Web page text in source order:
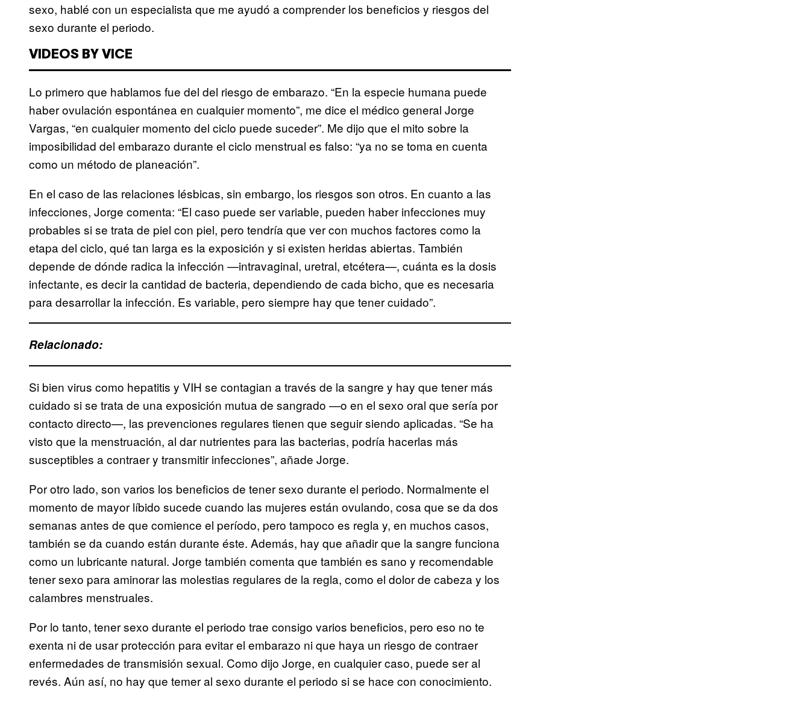
sexo, hablé con un especialista que me ayudó a comprender los beneficios y riesgos del
sexo durante el periodo.
VIDEOS BY VICE
Lo primero que hablamos fue del del riesgo de embarazo. “En la especie humana puede
haber ovulación espontánea en cualquier momento”, me dice el médico general Jorge
Vargas, “en cualquier momento del ciclo puede suceder”. Me dijo que el mito sobre la
imposibilidad del embarazo durante el ciclo menstrual es falso: “ya no se toma en cuenta
como un método de planeación”.
En el caso de las relaciones lésbicas, sin embargo, los riesgos son otros. En cuanto a las
infecciones, Jorge comenta: “El caso puede ser variable, pueden haber infecciones muy
probables si se trata de piel con piel, pero tendría que ver con muchos factores como la
etapa del ciclo, qué tan larga es la exposición y si existen heridas abiertas. También
depende de dónde radica la infección —intravaginal, uretral, etcétera—, cuánta es la dosis
infectante, es decir la cantidad de bacteria, dependiendo de cada bicho, que es necesaria
para desarrollar la infección. Es variable, pero siempre hay que tener cuidado”.
Relacionado:
Si bien virus como hepatitis y VIH se contagian a través de la sangre y hay que tener más
cuidado si se trata de una exposición mutua de sangrado —o en el sexo oral que sería por
contacto directo—, las prevenciones regulares tienen que seguir siendo aplicadas. “Se ha
visto que la menstruación, al dar nutrientes para las bacterias, podría hacerlas más
susceptibles a contraer y transmitir infecciones”, añade Jorge.
Por otro lado, son varios los beneficios de tener sexo durante el periodo. Normalmente el
momento de mayor líbido sucede cuando las mujeres están ovulando, cosa que se da dos
semanas antes de que comience el período, pero tampoco es regla y, en muchos casos,
también se da cuando están durante éste. Además, hay que añadir que la sangre funciona
como un lubricante natural. Jorge también comenta que también es sano y recomendable
tener sexo para aminorar las molestias regulares de la regla, como el dolor de cabeza y los
calambres menstruales.
Por lo tanto, tener sexo durante el periodo trae consigo varios beneficios, pero eso no te
exenta ni de usar protección para evitar el embarazo ni que haya un riesgo de contraer
enfermedades de transmisión sexual. Como dijo Jorge, en cualquier caso, puede ser al
revés. Aún así, no hay que temer al sexo durante el periodo si se hace con conocimiento.